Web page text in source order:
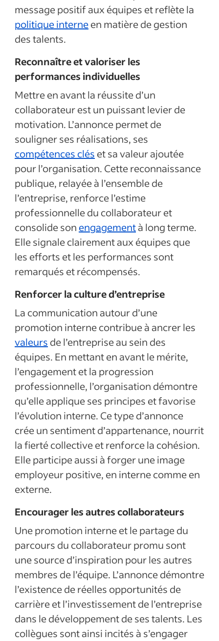
message positif aux équipes et reflète la
politique interneen matière de gestion
des talents.
Reconnaître et valoriser les
performances individuelles
Mettre en avant la réussite d’un
collaborateur est un puissant levier de
motivation. L’annonce permet de
souligner ses réalisations, ses
compétences clés et sa valeur ajoutée
pour l’organisation. Cette reconnaissance
publique, relayée à l’ensemble de
l’entreprise, renforce l’estime
professionnelle du collaborateur et
consolide son engagementà long terme.
Elle signale clairement aux équipes que
les efforts et les performances sont
remarqués et récompensés.
Renforcer la culture d’entreprise
La communication autour d’une
promotion interne contribue à ancrer les
valeurs de l’entreprise au sein des
équipes. En mettant en avant le mérite,
l’engagement et la progression
professionnelle, l’organisation démontre
qu’elle applique ses principes et favorise
l’évolution interne. Ce type d’annonce
crée un sentiment d’appartenance, nourrit
la fierté collective et renforce la cohésion.
Elle participe aussi à forger une image
employeur positive, en interne comme en
externe.
Encourager les autres collaborateurs
Une promotion interne et le partage du
parcours du collaborateur promu sont
une source d’inspiration pour les autres
membres de l’équipe. L’annonce démontre
l’existence de réelles opportunités de
carrière et l’investissement de l’entreprise
dans le développement de ses talents. Les
collègues sont ainsi incités à s’engager